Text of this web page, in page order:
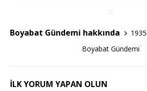
o
Boyabat Gündemi hakkında
Boyabat Gündemi
İLK YORUM YAPAN OLUN